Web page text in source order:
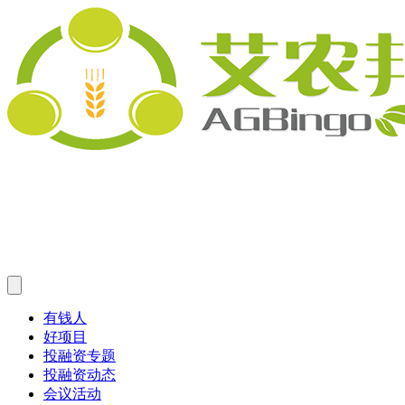
有钱人
好项目
投融资专题
投融资动态
会议活动